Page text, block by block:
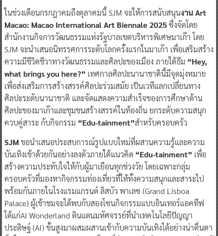
ในช่วงเดือนกรกฎาคมถึงตุลาคมนี้ SJM จะให้การสนับสนุนงาน Art
Macao: Macao International Art Biennale 2025ซึ่งจัดโดย
สำนักงานกิจการวัฒนธรรมแห่งรัฐบาลเขตบริหารพิเศษมาเก๊า โดย
SJM จะนำเสนอนิทรรศการระดับโลกครั้งแรกในมาเก๊า เพื่อเสริมสร้าง
ความมีชีวิตชีวาทางวัฒนธรรมและศิลปะของเมือง ภายใต้ธีม “Hey,
what brings you here?” เทศกาลศิลปะนานาชาตินี้มีจุดมุ่งหมาย
เพื่อส่งเสริมการสร้างสรรค์ศิลปะร่วมสมัย เป็นเวทีแลกเปลี่ยนทาง
ศิลปะระดับนานาชาติ และจัดแสดงความสำเร็จของการศึกษาด้าน
ศิลปะของมาเก๊าและชุมชนสร้างสรรค์ในท้องถิ่น ยกระดับความสนุก
ควบคู่สาระ กับกิจกรรม “Edu-tainment”สำหรับครอบครัว
SJM ขอนำเสนอประสบการณ์รูปแบบใหม่ที่ผสานความรู้และความ
บันเทิงเข้าด้วยกันอย่างลงตัวภายใต้แนวคิด “Edu-tainment” เพื่อ
สร้างความประทับใจให้กับผู้มาเยือนทุกช่วงวัย โดยเฉพาะกลุ่ม
ครอบครัวที่มองหากิจกรรมท่องเที่ยวที่ให้ทั้งความสนุกและสาระไป
พร้อมกันภายในโรงแรมแกรนด์ ลิสบัว พาเลซ (Grand Lisboa
Palace) ผู้เข้าชมจะได้พบกับสองโซนกิจกรรมแบบอินเทอร์แอคทีฟ
ได้แก่AI Wonderland ดินแดนมหัศจรรย์ที่นำเทคโนโลยีปัญญา
ประดิษฐ์ (AI) ขั้นสูงมาผสมผสานเข้ากับความบันเทิงได้อย่างน่าตื่นตา